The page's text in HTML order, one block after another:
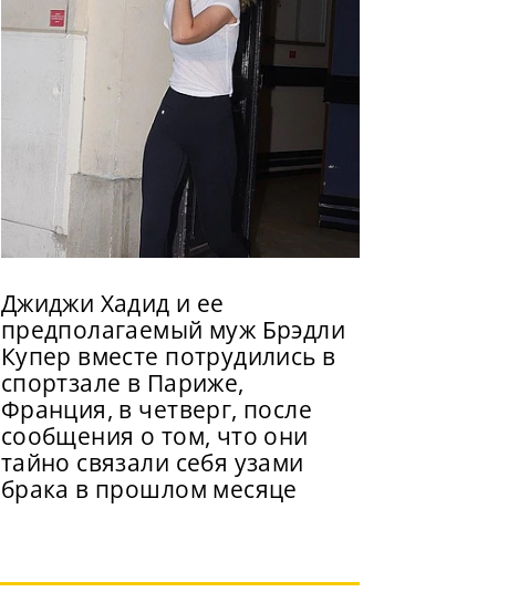
Джиджи Хадид и ее
предполагаемый муж Брэдли
Купер вместе потрудились в
спортзале в Париже,
Франция, в четверг, после
сообщения о том, что они
тайно связали себя узами
брака в прошлом месяце